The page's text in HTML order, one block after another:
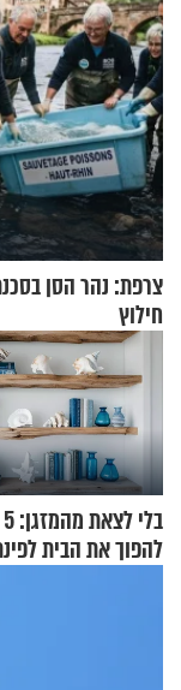
צרפת: נהר הסן
חילוץ
להפוך את הבית